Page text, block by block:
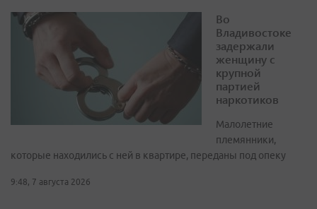
Во
Владивостоке
задержали
женщину с
крупной
партией
наркотиков
Малолетние
племянники,
которые находились с ней в квартире, переданы под опеку
9:48, 7 августа 2026